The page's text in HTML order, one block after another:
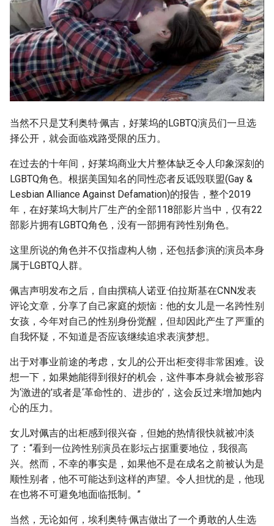
当然不只是艾利奥特·佩吉，好莱坞的LGBTQ演员们一旦选
择公开，就会面临戏路受限的压力。
在过去的十年间，好莱坞商业大片整体缺乏令人印象深刻的
LGBTQ角色。根据美国知名的同性恋者反诋毁联盟(Gay &
Lesbian Alliance Against Defamation)的报告，整个2019
年，在好莱坞大制片厂生产的全部118部影片当中，仅有22
部影片拥有LGBTQ角色，没有一部拥有跨性别角色。
这里所说的角色并不仅指虚构人物，还包括参演的演员本身
属于LGBTQ人群。
佩吉声明发布之后，自由撰稿人诺亚·伯拉斯基在CNN发表
评论文章，分享了自己家庭的烦恼：他的女儿是一名跨性别
女孩，今年对自己的性别身份觉醒，但却因此产生了严重的
自我怀疑，不知道是否应该继续追求表演梦想。
出于对事业前途的考虑，女儿的公开出柜变得非常困难。设
想一下，如果她能得到很好的机会，这件事本身就会被形容
为‘激进的’或者是‘革命性的、进步的’，这会反过来增加她内
心的压力。
女儿对佩吉的出柜感到很兴奋，但她的热情很快就被冲淡
了：“看到一位跨性别演员在影坛占据重要地位，我很高
兴。然而，不幸的事实是，如果他不是在成名之前被认为是
顺性别者，他不可能达到这样的声望。令人担忧的是，他现
在也将不可避免地面临抵制。”
当然，无论如何，埃利奥特·佩吉做出了一个勇敢的人生选